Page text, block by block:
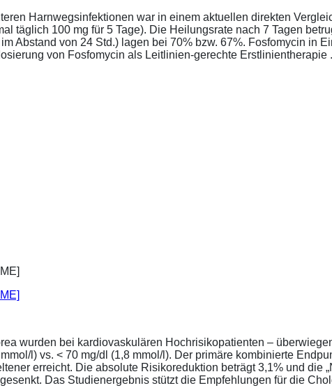
Harnwegsinfektionen war in einem aktuellen direkten
täglich 100 mg für 5 Tage). Die Heilungsrate nach 7 Tagen
Abstand von 24 Std.) lagen bei 70% bzw. 67%. Fosfomycin in
von Fosfomycin als Leitlinien-gerechte Erstlinientherapie
wurden bei kardiovaskulären Hochrisikopatienten –
l) vs. < 70 mg/dl (1,8 mmol/l). Der primäre kombinierte
erreicht. Die absolute Risikoreduktion beträgt 3,1% und die
Das Studienergebnis stützt die Empfehlungen für die